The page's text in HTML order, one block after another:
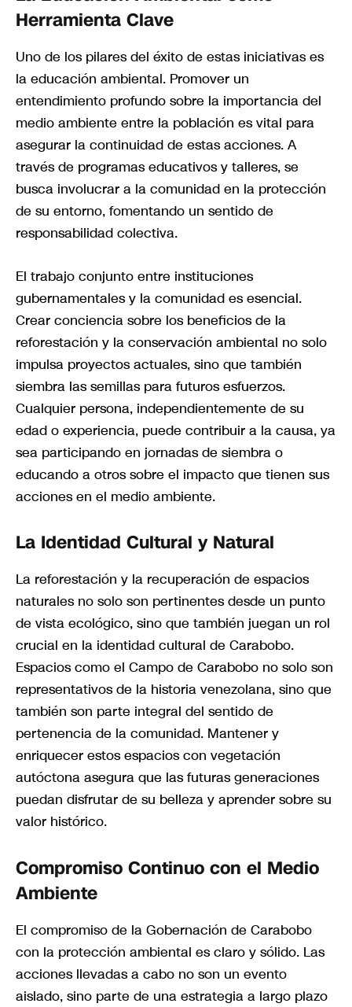
Herramienta Clave
Uno de los pilares del éxito de estas iniciativas es
la educación ambiental. Promover un
entendimiento profundo sobre la importancia del
medio ambiente entre la población es vital para
asegurar la continuidad de estas acciones. A
través de programas educativos y talleres, se
busca involucrar a la comunidad en la protección
de su entorno, fomentando un sentido de
responsabilidad colectiva.
El trabajo conjunto entre instituciones
gubernamentales y la comunidad es esencial.
Crear conciencia sobre los beneficios de la
reforestación y la conservación ambiental no solo
impulsa proyectos actuales, sino que también
siembra las semillas para futuros esfuerzos.
Cualquier persona, independientemente de su
edad o experiencia, puede contribuir a la causa, ya
sea participando en jornadas de siembra o
educando a otros sobre el impacto que tienen sus
acciones en el medio ambiente.
La Identidad Cultural y Natural
La reforestación y la recuperación de espacios
naturales no solo son pertinentes desde un punto
de vista ecológico, sino que también juegan un rol
crucial en la identidad cultural de Carabobo.
Espacios como el Campo de Carabobo no solo son
representativos de la historia venezolana, sino que
también son parte integral del sentido de
pertenencia de la comunidad. Mantener y
enriquecer estos espacios con vegetación
autóctona asegura que las futuras generaciones
puedan disfrutar de su belleza y aprender sobre su
valor histórico.
Compromiso Continuo con el Medio
Ambiente
El compromiso de la Gobernación de Carabobo
con la protección ambiental es claro y sólido. Las
acciones llevadas a cabo no son un evento
aislado, sino parte de una estrategia a largo plazo